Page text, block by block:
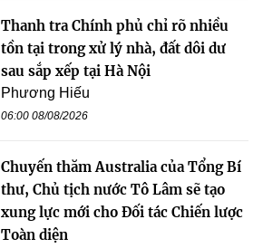
Thanh tra Chính phủ chỉ rõ nhiều
tồn tại trong xử lý nhà, đất dôi dư
sau sắp xếp tại Hà Nội
Phương Hiếu
06:00 08/08/2026
Chuyến thăm Australia của Tổng Bí
thư, Chủ tịch nước Tô Lâm sẽ tạo
xung lực mới cho Đối tác Chiến lược
Toàn diện